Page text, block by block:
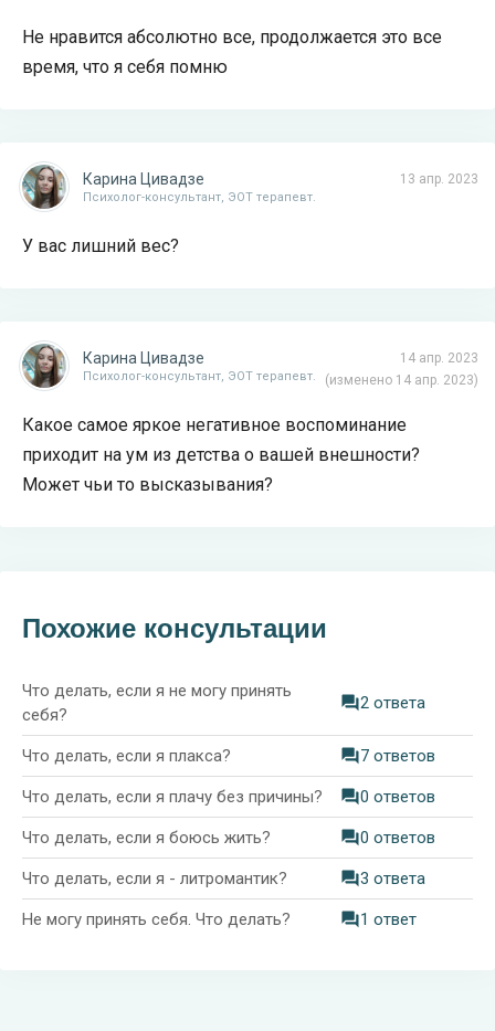
Не нравится абсолютно все, продолжается это все
время, что я себя помню
13 апр. 2023
Карина Цивадзе
Психолог-консультант, ЭОТ терапевт.
У вас лишний вес?
14 апр. 2023
(изменено 14 апр. 2023)
Карина Цивадзе
Психолог-консультант, ЭОТ терапевт.
Какое самое яркое негативное воспоминание
приходит на ум из детства о вашей внешности?
Может чьи то высказывания?
Похожие консультации
Что делать, если я не могу принять
себя?
2 ответа
Что делать, если я плакса? 7 ответов
Что делать, если я плачу без причины? 0 ответов
Что делать, если я боюсь жить? 0 ответов
Что делать, если я - литромантик? 3 ответа
Не могу принять себя. Что делать? 1 ответ